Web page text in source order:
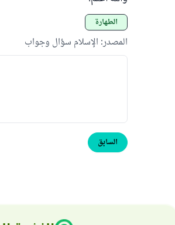
الطهارة
المصدر: الإسلام سؤال وجواب
السابق